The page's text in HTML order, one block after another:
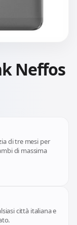
Neffos
di tre mesi per
di massima
città italiana e